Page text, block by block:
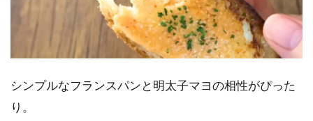
シンプルなフランスパンと明太子マヨの相性がぴった
り。